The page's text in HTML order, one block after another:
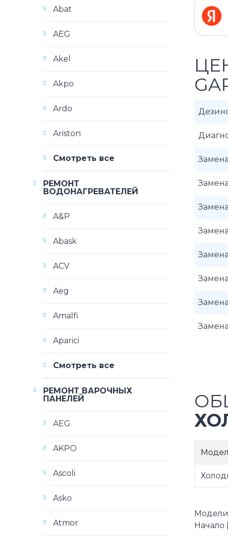
Модели
Начало
Abat
AEG
Akel
Akpo
Ardo
Ariston
Смотреть все
РЕМОНТ
ВОДОНАГРЕВАТЕЛЕЙ
A&P
Abask
ACV
Aeg
Amalfi
Aparici
Смотреть все
РЕМОНТ ВАРОЧНЫХ
ПАНЕЛЕЙ
AEG
AKPO
Ascoli
Asko
Atmor